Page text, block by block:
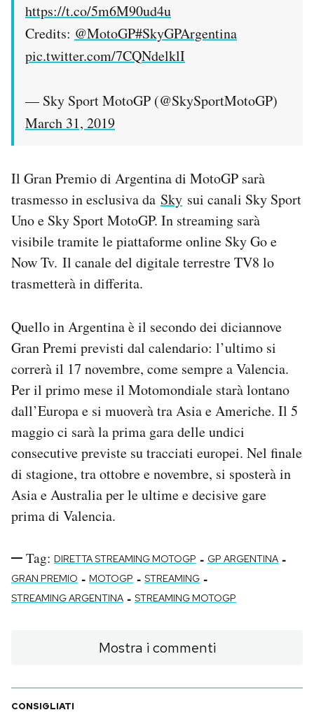
https://t.co/5m6M90ud4u
Credits: @MotoGP#SkyGPArgentina
pic.twitter.com/7CQNdelklI
— Sky Sport MotoGP (@SkySportMotoGP)
March 31, 2019
Il Gran Premio di Argentina di MotoGP sarà
trasmesso in esclusiva da Sky sui canali Sky Sport
Uno e Sky Sport MotoGP. In streaming sarà
visibile tramite le piattaforme online Sky Go e
Now Tv. Il canale del digitale terrestre TV8 lo
trasmetterà in differita.
Quello in Argentina è il secondo dei diciannove
Gran Premi previsti dal calendario: l’ultimo si
correrà il 17 novembre, come sempre a Valencia.
Per il primo mese il Motomondiale starà lontano
dall’Europa e si muoverà tra Asia e Americhe. Il 5
maggio ci sarà la prima gara delle undici
consecutive previste su tracciati europei. Nel finale
di stagione, tra ottobre e novembre, si sposterà in
Asia e Australia per le ultime e decisive gare
prima di Valencia.
Tag: DIRETTA STREAMING MOTOGP - GP ARGENTINA -
GRAN PREMIO - MOTOGP - STREAMING -
STREAMING ARGENTINA - STREAMING MOTOGP
Mostra i commenti
CONSIGLIATI